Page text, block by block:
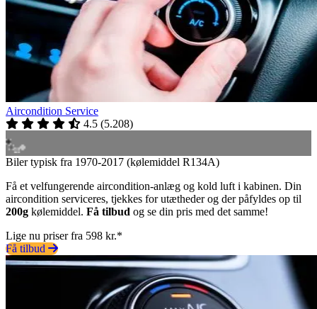
Aircondition Service
4.5 (5.208)
Biler typisk fra 1970-2017 (kølemiddel R134A)
Få et velfungerende aircondition-anlæg og kold luft i kabinen. Din
aircondition serviceres, tjekkes for utætheder og der påfyldes op til
200g kølemiddel. Få tilbud og se din pris med det samme!
Lige nu priser fra 598 kr.*
Få tilbud